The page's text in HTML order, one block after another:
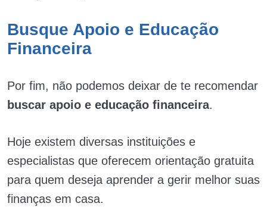
Busque Apoio e Educação
Financeira
Por fim, não podemos deixar de te recomendar
buscar apoio e educação financeira.
Hoje existem diversas instituições e
especialistas que oferecem orientação gratuita
para quem deseja aprender a gerir melhor suas
finanças em casa.